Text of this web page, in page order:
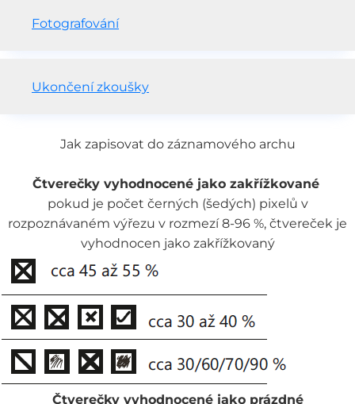
Fotografování
Ukončení zkoušky
Jak zapisovat do záznamového archu
Čtverečky vyhodnocené jako zakřížkované
pokud je počet černých (šedých) pixelů v
rozpoznávaném výřezu v rozmezí 8-96 %, čtvereček je
vyhodnocen jako zakřížkovaný
Čtverečky vyhodnocené jako prázdné